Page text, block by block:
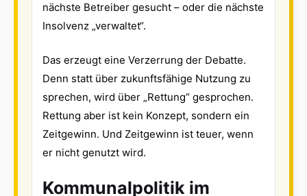
nächste Betreiber gesucht – oder die nächste
Insolvenz „verwaltet“.
Das erzeugt eine Verzerrung der Debatte.
Denn statt über zukunftsfähige Nutzung zu
sprechen, wird über „Rettung“ gesprochen.
Rettung aber ist kein Konzept, sondern ein
Zeitgewinn. Und Zeitgewinn ist teuer, wenn
er nicht genutzt wird.
Kommunalpolitik im